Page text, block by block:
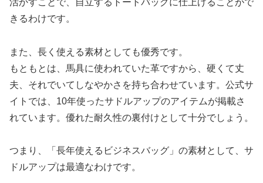
きるわけです。
また、長く使える素材としても優秀です。
もともとは、馬具に使われていた革ですから、硬くて丈
夫、それでいてしなやかさを持ち合わせています。公式サ
イトでは、10年使ったサドルアップのアイテムが掲載さ
れています。優れた耐久性の裏付けとして十分でしょう。
つまり、「長年使えるビジネスバッグ」の素材として、サ
ドルアップは最適なわけです。